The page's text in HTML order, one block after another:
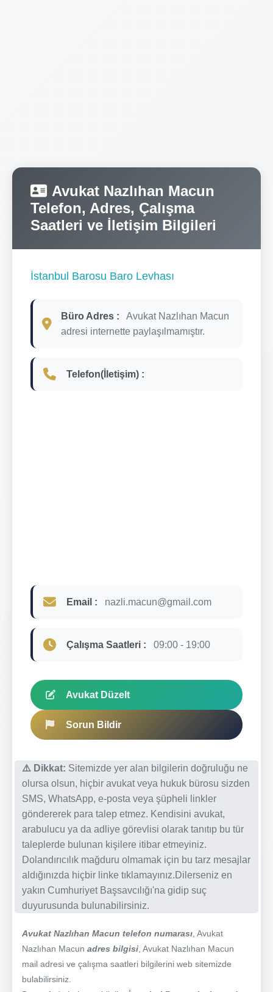
Avukat Nazlıhan Macun
Telefon, Adres, Çalışma
Saatleri ve İletişim Bilgileri
İstanbul Barosu Baro Levhası
Büro Adres :
Avukat Nazlıhan Macun
adresi internette paylaşılmamıştır.
Telefon(İletişim) :
Email : nazli.macun@gmail.com
Çalışma Saatleri : 09:00 - 19:00
Avukat Düzelt
Sorun Bildir
⚠️ Dikkat: Sitemizde yer alan bilgilerin doğruluğu ne
olursa olsun, hiçbir avukat veya hukuk bürosu sizden
SMS, WhatsApp, e-posta veya şüpheli linkler
göndererek para talep etmez. Kendisini avukat,
arabulucu ya da adliye görevlisi olarak tanıtıp bu tür
taleplerde bulunan kişilere itibar etmeyiniz.
Dolandırıcılık mağduru olmamak için bu tarz mesajlar
aldığınızda hiçbir linke tıklamayınız.Dilerseniz en
yakın Cumhuriyet Başsavcılığı'na gidip suç
duyurusunda bulunabilirsiniz.
Avukat Nazlıhan Macun telefon numarası , Avukat
Nazlıhan Macun adres bilgisi , Avukat Nazlıhan Macun
mail adresi ve çalışma saatleri bilgilerini web sitemizde
bulabilirsiniz.